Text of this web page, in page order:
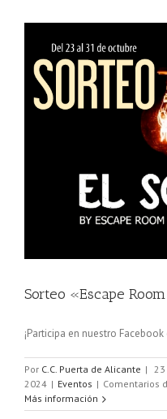
Sorteo «Escape
¡Participa en nuestro
Por C.C. Puerta de Alicante |
2024 | Eventos | Comentarios
Más información